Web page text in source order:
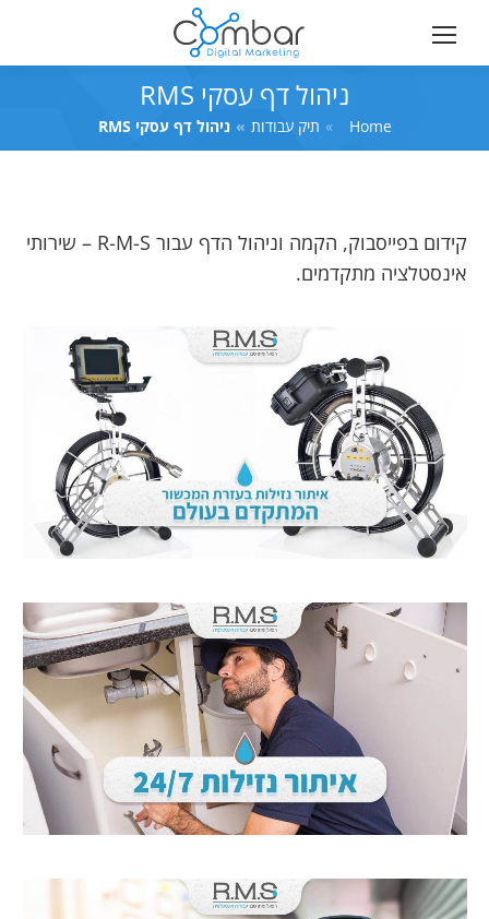
ניהול דף עסקי RMS
You are here:
Home תיק עבודות ניהול דף עסקי RMS
קידום בפייסבוק, הקמה וניהול הדף עבור R-M-S – שירותי
אינסטלציה מתקדמים.